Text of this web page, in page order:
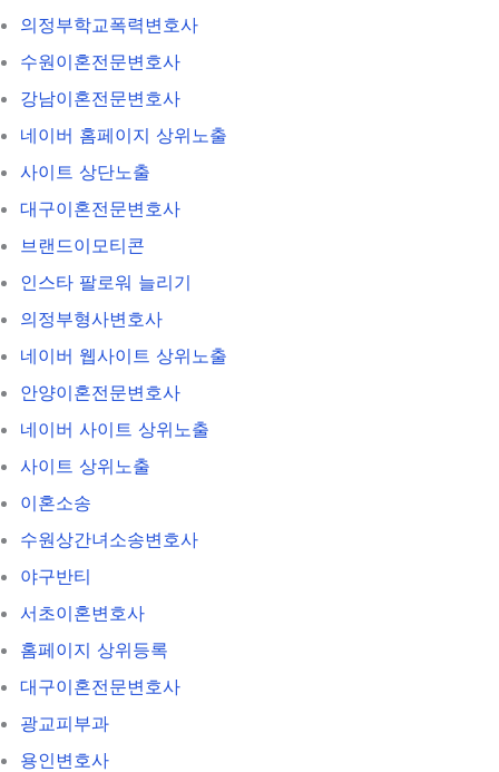
의정부학교폭력변호사
수원이혼전문변호사
강남이혼전문변호사
네이버 홈페이지 상위노출
사이트 상단노출
대구이혼전문변호사
브랜드이모티콘
인스타 팔로워 늘리기
의정부형사변호사
네이버 웹사이트 상위노출
안양이혼전문변호사
네이버 사이트 상위노출
사이트 상위노출
이혼소송
수원상간녀소송변호사
야구반티
서초이혼변호사
홈페이지 상위등록
대구이혼전문변호사
광교피부과
용인변호사